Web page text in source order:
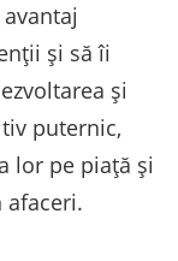
și să îi
și
puternic,
lor pe piață și
afaceri.